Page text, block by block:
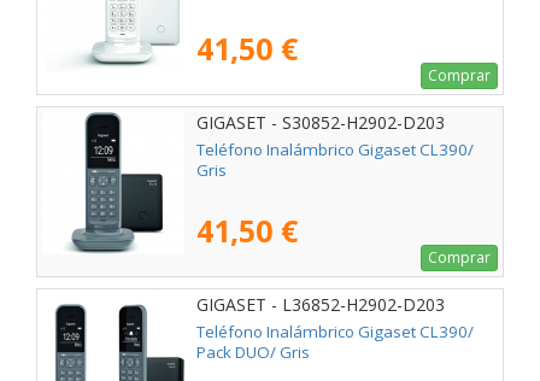
41,50 €
Comprar
GIGASET - S30852-H2902-D203
Teléfono Inalámbrico Gigaset CL390/
Gris
41,50 €
Comprar
GIGASET - L36852-H2902-D203
Teléfono Inalámbrico Gigaset CL390/
Pack DUO/ Gris